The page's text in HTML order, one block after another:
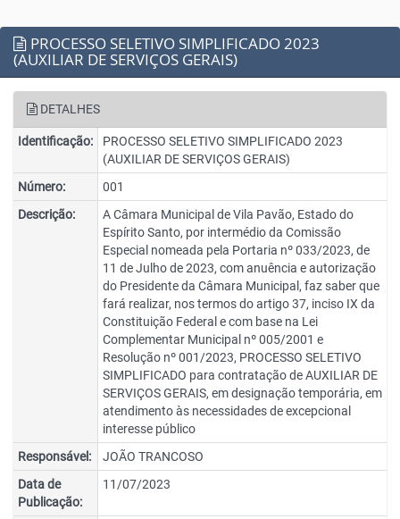
PROCESSO SELETIVO SIMPLIFICADO 2023
(AUXILIAR DE SERVIÇOS GERAIS)
DETALHES
Identificação:
PROCESSO SELETIVO SIMPLIFICADO 2023
(AUXILIAR DE SERVIÇOS GERAIS)
Número:
001
Descrição:
A Câmara Municipal de Vila Pavão, Estado do
Espírito Santo, por intermédio da Comissão
Especial nomeada pela Portaria nº 033/2023, de
11 de Julho de 2023, com anuência e autorização
do Presidente da Câmara Municipal, faz saber que
fará realizar, nos termos do artigo 37, inciso IX da
Constituição Federal e com base na Lei
Complementar Municipal nº 005/2001 e
Resolução nº 001/2023, PROCESSO SELETIVO
SIMPLIFICADO para contratação de AUXILIAR DE
SERVIÇOS GERAIS, em designação temporária, em
atendimento às necessidades de excepcional
interesse público
Responsável:
JOÃO TRANCOSO
Data de
Publicação:
11/07/2023